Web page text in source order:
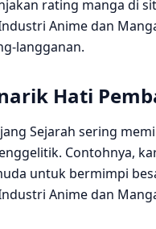
rating manga di
Anime dan
Hati
Sejarah sering
Contohnya,
untuk bermimpi
Anime dan